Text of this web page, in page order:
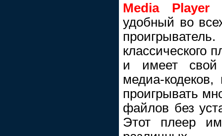
Media Player
удобный во
классического
и имеет свой
медиа-
проигрывать
файлов без
Этот плеер